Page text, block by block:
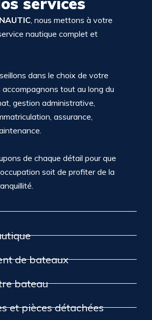
, nous mettons à votre
nautique complet et
dans le choix de votre
tout au long du
gestion administrative,
assurance,
de chaque détail pour que
soit de profiter de la
de bateaux
bateau
et pièces détachées